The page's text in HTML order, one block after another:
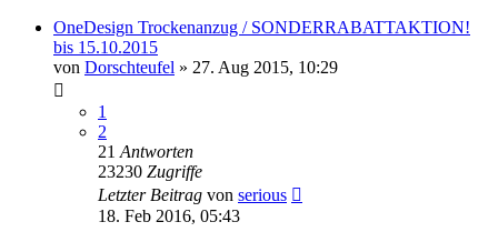
OneDesign Trockenanzug / SONDERRABATTAKTION!
bis 15.10.2015
von Dorschteufel » 27. Aug 2015, 10:29
1
2
21 Antworten
23230 Zugriffe
Letzter Beitrag von serious
18. Feb 2016, 05:43